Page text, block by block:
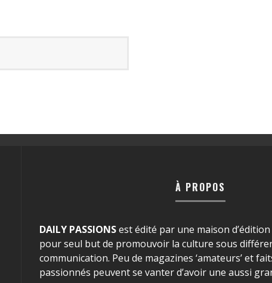
À PROPOS
DAILY PASSIONSest édité par une maison
pour seul but de promouvoir la culture sous
communication. Peu de magazines ‘amateurs’ et
passionnés peuvent se vanter d’avoir une aussi